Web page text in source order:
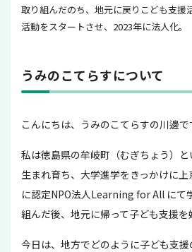
取り組んだのち、地元に戻りこども支援
活動をスタートさせ、2023年に法人化。
うみのこてらすについて
こんにちは、うみのこてらすの川邊で
私は徳島県の牟岐町（むぎちょう）
生まれ育ち、大学進学をきっかけに
に認定NPO法人Learning for All にて
組んだ後、地元に帰って子ども支援を
今日は、地方でどのように子ども支